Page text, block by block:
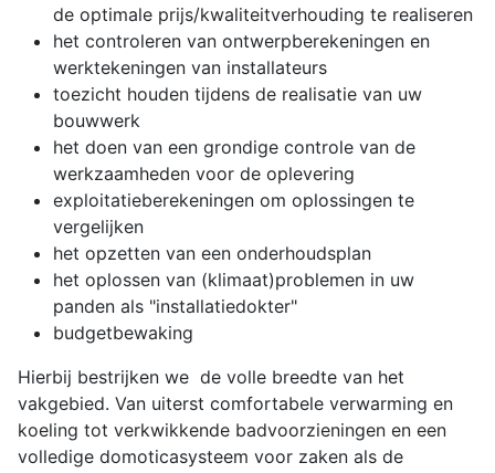
de optimale prijs/kwaliteitverhouding te realiseren
het controleren van ontwerpberekeningen en
werktekeningen van installateurs
toezicht houden tijdens de realisatie van uw
bouwwerk
het doen van een grondige controle van de
werkzaamheden voor de oplevering
exploitatieberekeningen om oplossingen te
vergelijken
het opzetten van een onderhoudsplan
het oplossen van (klimaat)problemen in uw
panden als "installatiedokter"
budgetbewaking
Hierbij bestrijken we de volle breedte van het
vakgebied. Van uiterst comfortabele verwarming en
koeling tot verkwikkende badvoorzieningen en een
volledige domoticasysteem voor zaken als de